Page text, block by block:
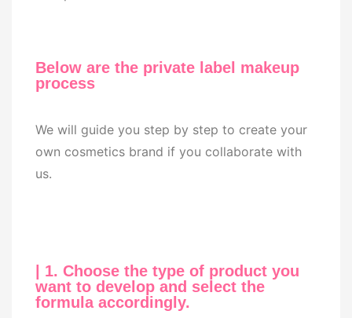
Below are the private label makeup
process
We will guide you step by step to create your
own cosmetics brand if you collaborate with
us.
| 1. Choose the type of product you
want to develop and select the
formula accordingly.